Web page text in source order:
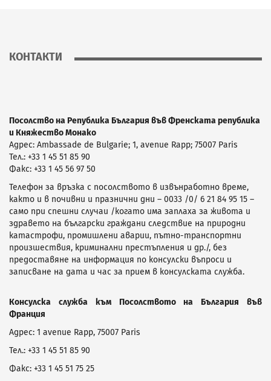
КОНТАКТИ
Посолство на Република България във Френската република
и Княжество Монако
Адрес: Ambassade de Bulgarie; 1, avenue Rapp; 75007 Paris
Тел.: +33 1 45 51 85 90
Факс: +33 1 45 56 97 50
Телефон за връзка с посолството в извънработно време,
както и в почивни и празнични дни – 0033 /0/ 6 21 84 95 15 –
само при спешни случаи /когато има заплаха за живота и
здравето на български граждани следствие на природни
катастрофи, промишлени аварии, пътно-транспортни
произшествия, криминални престъпления и др./, без
предоставяне на информация по консулски въпроси и
записване на дата и час за прием в консулската служба.
Консулска служба към Посолството на България във
Франция
Адрес: 1 avenue Rapp, 75007 Paris
Тел.: +33 1 45 51 85 90
Факс: +33 1 45 51 75 25